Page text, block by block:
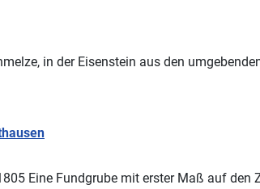
in der Eisenstein aus den
Eine Fundgrube mit erster Maß auf